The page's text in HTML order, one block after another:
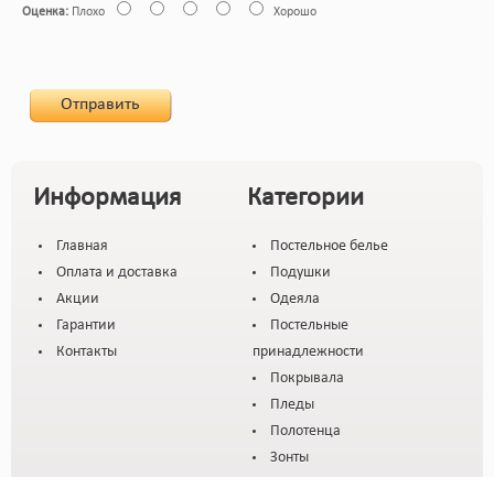
Оценка: Плохо Хорошо
Отправить
Информация
Главная
Оплата и доставка
Акции
Гарантии
Контакты
Категории
Постельное белье
Подушки
Одеяла
Постельные
принадлежности
Покрывала
Пледы
Полотенца
Зонты